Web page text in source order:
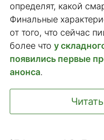
определят, какой
Финальные
от того, что сейчас
более что у
появились первые
анонса.